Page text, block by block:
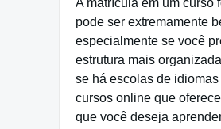
pode ser extremamente
especialmente se você
estrutura mais
se há escolas de
cursos online que
que você deseja